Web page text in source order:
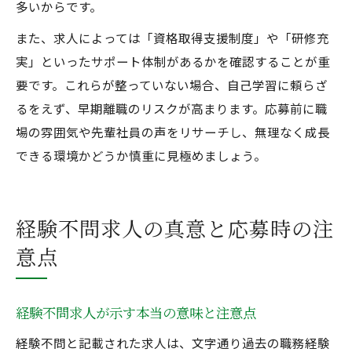
多いからです。
また、求人によっては「資格取得支援制度」や「研修充
実」といったサポート体制があるかを確認することが重
要です。これらが整っていない場合、自己学習に頼らざ
るをえず、早期離職のリスクが高まります。応募前に職
場の雰囲気や先輩社員の声をリサーチし、無理なく成長
できる環境かどうか慎重に見極めましょう。
経験不問求人の真意と応募時の注
意点
経験不問求人が示す本当の意味と注意点
経験不問と記載された求人は、文字通り過去の職務経験